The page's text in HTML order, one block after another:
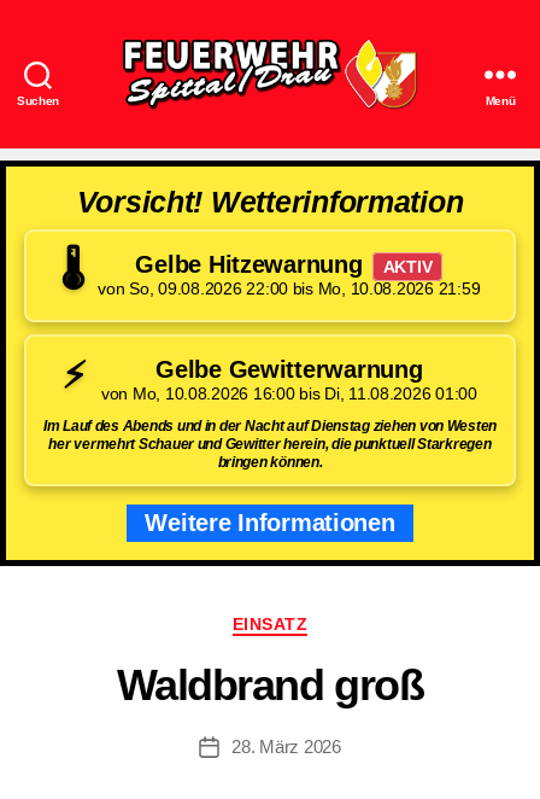
Suchen
Spittal/Drau
Menü
Vorsicht! Wetterinformation
🌡️ Gelbe Hitzewarnung
AKTIV
von So, 09.08.2026 22:00 bis Mo, 10.08.2026 21:59
⚡ Gelbe Gewitterwarnung
von Mo, 10.08.2026 16:00 bis Di, 11.08.2026 01:00
Im Lauf des Abends und in der Nacht auf Dienstag ziehen von Westen
her vermehrt Schauer und Gewitter herein, die punktuell Starkregen
bringen können.
Weitere Informationen
Kategorien
EINSATZ
Waldbrand groß
Beitragsdatum
28. März 2026